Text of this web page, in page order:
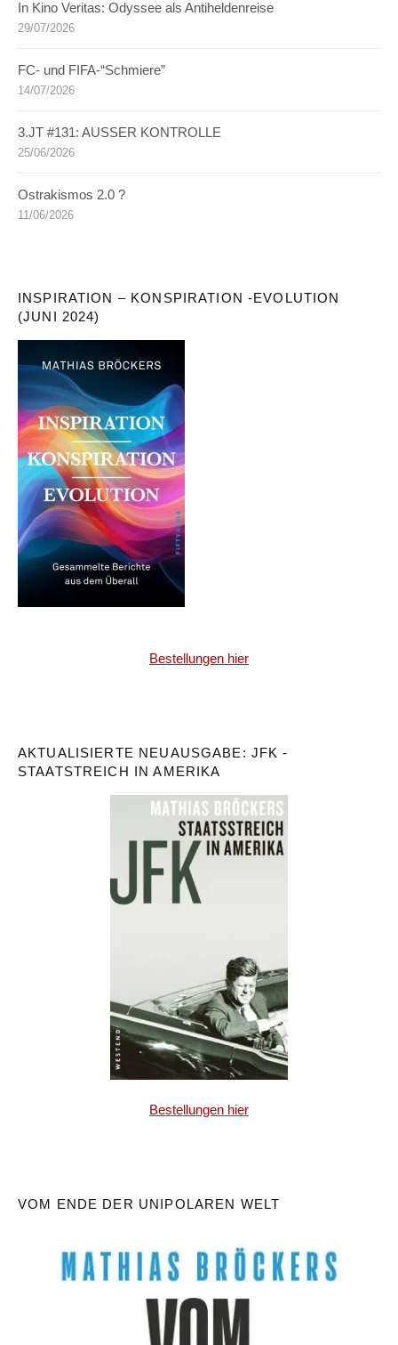
In Kino Veritas: Odyssee als Antiheldenreise
29/07/2026
FC- und FIFA-“Schmiere”
14/07/2026
3.JT #131: AUSSER KONTROLLE
25/06/2026
Ostrakismos 2.0 ?
11/06/2026
INSPIRATION – KONSPIRATION -EVOLUTION
(JUNI 2024)
Bestellungen hier
AKTUALISIERTE NEUAUSGABE: JFK -
STAATSTREICH IN AMERIKA
Bestellungen hier
VOM ENDE DER UNIPOLAREN WELT